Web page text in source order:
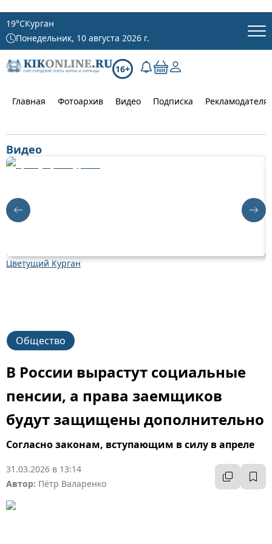
19°CКурган
Понедельник, 10 августа 2026 г.
16+
Главная Фотоархив Видео Подписка
Видео
Цветущий Курган
Общество
В России вырастут социальные
пенсии, а права заемщиков
будут защищены дополнительно
Согласно законам, вступающим в силу в апреле
31.03.2026 в 13:14
Автор: Пётр Валаренко